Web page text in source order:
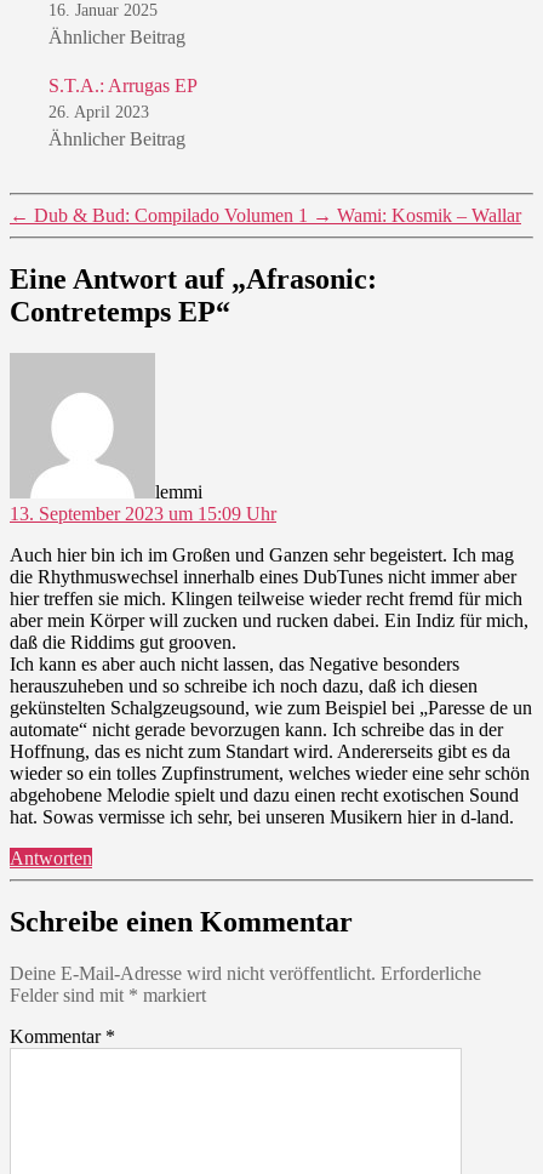
16. Januar 2025
Ähnlicher Beitrag
S.T.A.: Arrugas EP
26. April 2023
Ähnlicher Beitrag
← Dub & Bud: Compilado Volumen 1 → Wami: Kosmik – Wallar
Eine Antwort auf „Afrasonic:
Contretemps EP“
lemmi
13. September 2023 um 15:09 Uhr
Auch hier bin ich im Großen und Ganzen sehr begeistert. Ich mag
die Rhythmuswechsel innerhalb eines DubTunes nicht immer aber
hier treffen sie mich. Klingen teilweise wieder recht fremd für mich
aber mein Körper will zucken und rucken dabei. Ein Indiz für mich,
daß die Riddims gut grooven.
Ich kann es aber auch nicht lassen, das Negative besonders
herauszuheben und so schreibe ich noch dazu, daß ich diesen
gekünstelten Schalgzeugsound, wie zum Beispiel bei „Paresse de un
automate“ nicht gerade bevorzugen kann. Ich schreibe das in der
Hoffnung, das es nicht zum Standart wird. Andererseits gibt es da
wieder so ein tolles Zupfinstrument, welches wieder eine sehr schön
abgehobene Melodie spielt und dazu einen recht exotischen Sound
hat. Sowas vermisse ich sehr, bei unseren Musikern hier in d-land.
Antworten
Schreibe einen Kommentar
Deine E-Mail-Adresse wird nicht veröffentlicht. Erforderliche
Felder sind mit * markiert
Kommentar *